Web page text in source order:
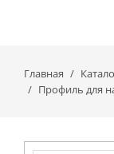
Главная
Профиль для